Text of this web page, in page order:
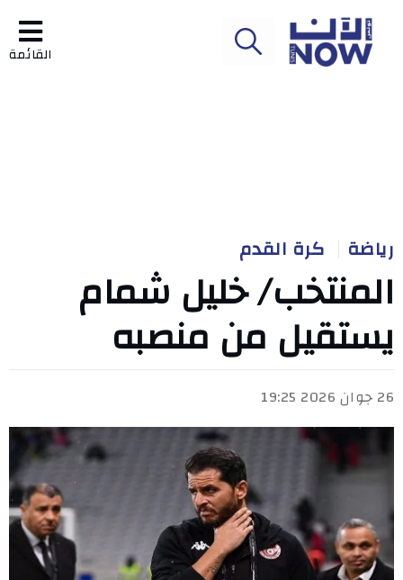
القائمة
رياضة كرة القدم
المنتخب/ خليل شمام
يستقيل من منصبه
26 جوان 2026 19:25